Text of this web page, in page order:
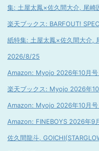
集: 土屋太鳳×佐久間大介, 尾
楽天ブックス: BARFOUT!
紙特集: 土屋太鳳×佐久間大介,
2026/8/25
Amazon: Myojo 2026年10月
楽天ブックス: Myojo 2026年
Amazon: Myojo 2026年10月
Amazon: FINEBOYS 2026年
佐久間龍斗,